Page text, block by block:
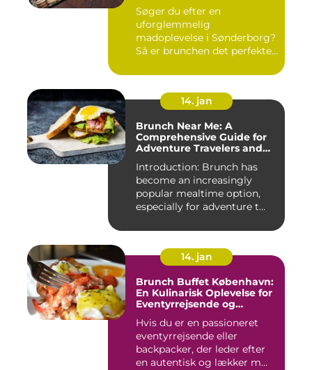
Søger du efter en
uforglemmelig
madoplevelse i Sønderborg?
Så er brunchen det perfekte
14. jan
Brunch Near Me: A
Comprehensive Guide for
Adventure Travelers and
Introduction: Brunch has
become an increasingly
popular mealtime option,
especially for adventure t...
14. jan
Brunch Buffet København:
En Kulinarisk Oplevelse for
Eventyrrejsende og
Hvis du er en passioneret
eventyrrejsende eller
backpacker, der leder efter
en autentisk og lækker m...